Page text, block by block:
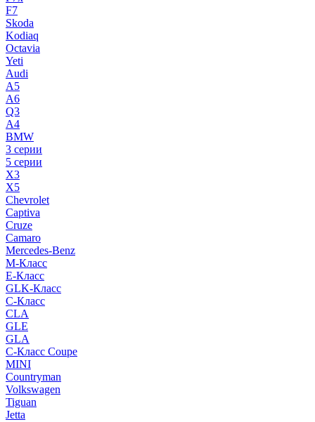
F7
Skoda
Kodiaq
Octavia
Yeti
Audi
A5
A6
Q3
A4
BMW
3 серии
5 серии
X3
X5
Chevrolet
Captiva
Cruze
Camaro
Mercedes-Benz
M-Класс
E-Класс
GLK-Класс
C-Класс
CLA
GLE
GLA
C-Класс Coupe
MINI
Countryman
Volkswagen
Tiguan
Jetta